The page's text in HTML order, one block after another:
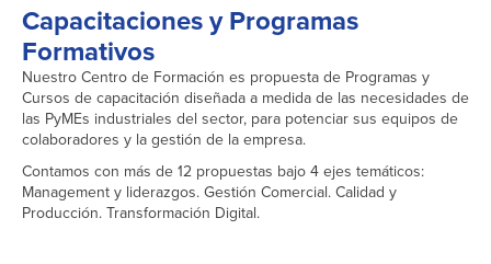
Capacitaciones y Programas
Formativos
Nuestro Centro de Formación es propuesta de Programas y
Cursos de capacitación diseñada a medida de las necesidades de
las PyMEs industriales del sector, para potenciar sus equipos de
colaboradores y la gestión de la empresa.
Contamos con más de 12 propuestas bajo 4 ejes temáticos:
Management y liderazgos. Gestión Comercial. Calidad y
Producción. Transformación Digital.